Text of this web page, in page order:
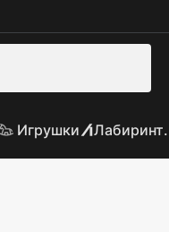
Игрушки